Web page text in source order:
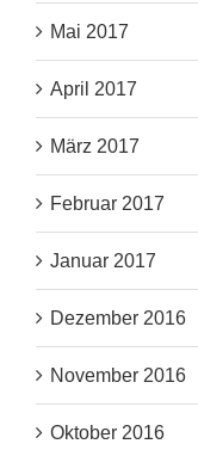
Mai 2017
April 2017
März 2017
Februar 2017
Januar 2017
Dezember 2016
November 2016
Oktober 2016